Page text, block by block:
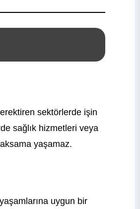
sektörlerde işin
sağlık hizmetleri veya
yaşamaz.
uygun bir